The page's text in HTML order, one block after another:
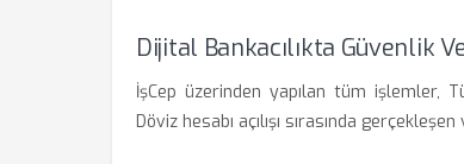
Dijital Bankacılıkta Güvenlik
İşCep üzerinden yapılan tüm işlemler,
Döviz hesabı açılışı sırasında